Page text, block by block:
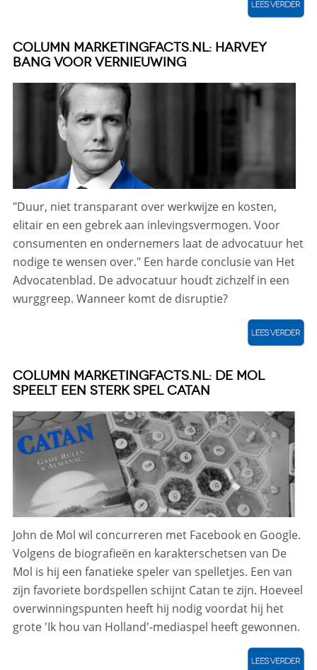
COLUMN MARKETINGFACTS.NL: HARVEY
BANG VOOR VERNIEUWING
"Duur, niet transparant over werkwijze en kosten,
elitair en een gebrek aan inlevingsvermogen. Voor
consumenten en ondernemers laat de advocatuur het
nodige te wensen over." Een harde conclusie van Het
Advocatenblad. De advocatuur houdt zichzelf in een
wurggreep. Wanneer komt de disruptie?
COLUMN MARKETINGFACTS.NL: DE MOL
SPEELT EEN STERK SPEL CATAN
John de Mol wil concurreren met Facebook en Google.
Volgens de biografieën en karakterschetsen van De
Mol is hij een fanatieke speler van spelletjes. Een van
zijn favoriete bordspellen schijnt Catan te zijn. Hoeveel
overwinningspunten heeft hij nodig voordat hij het
grote 'Ik hou van Holland'-mediaspel heeft gewonnen.